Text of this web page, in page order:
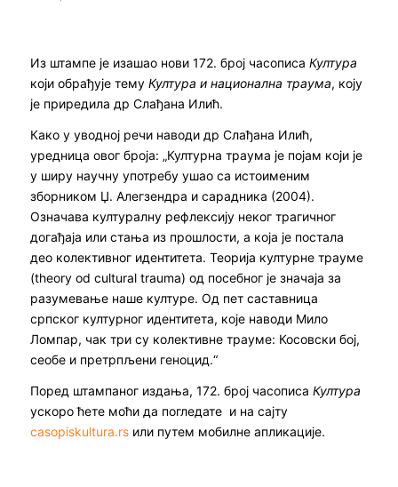
Из штампе је изашао нови 172. број часописа Култура
који обрађује тему Култура и национална траума, коју
је приредила др Слађана Илић.
Како у уводној речи наводи др Слађана Илић,
уредница овог броја: „Културна траума је појам који је
у ширу научну употребу ушао са истоименим
зборником Џ. Алегзендра и сарадника (2004).
Означава културалну рефлексију неког трагичног
догађаја или стања из прошлости, а која је постала
део колективног идентитета. Теорија културне трауме
(theory od cultural trauma) од посебног је значаја за
разумевање наше културе. Од пет саставница
српског културног идентитета, које наводи Мило
Ломпар, чак три су колективне трауме: Косовски бој,
сеобе и претрпљени геноцид.“
Поред штампаног издања, 172. број часописа Култура
ускоро ћете моћи да погледате и на сајту
casopiskultura.rs или путем мобилне апликације.